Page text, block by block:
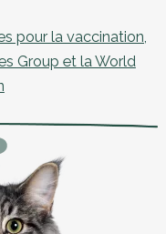
pour la vaccination,
Group et la World